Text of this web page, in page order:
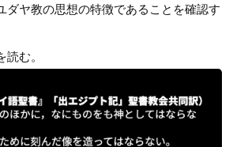
ダヤ教の思想の特徴であることを確認す
読む。